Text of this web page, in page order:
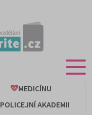
MEDICÍNU
POLICEJNÍ AKADEMII